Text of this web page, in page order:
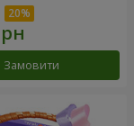
Замовити